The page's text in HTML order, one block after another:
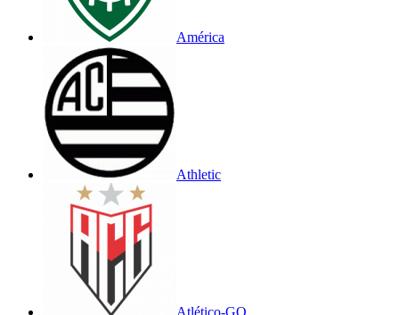
América
Athletic
Atlético-GO